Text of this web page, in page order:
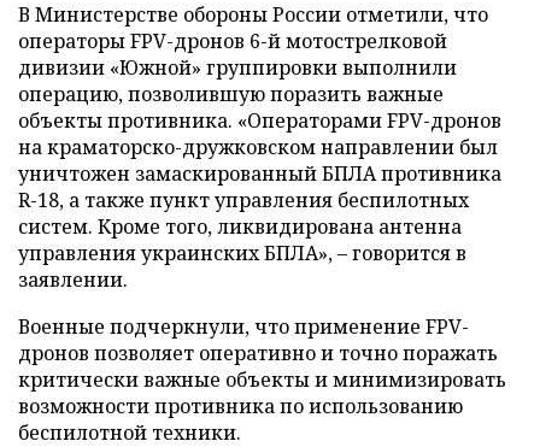
В Министерстве обороны России отметили, что
операторы FPV-дронов 6-й мотострелковой
дивизии «Южной» группировки выполнили
операцию, позволившую поразить важные
объекты противника. «Операторами FPV-дронов
на краматорско-дружковском направлении был
уничтожен замаскированный БПЛА противника
R-18, а также пункт управления беспилотных
систем. Кроме того, ликвидирована антенна
управления украинских БПЛА», – говорится в
заявлении.
Военные подчеркнули, что применение FPV-
дронов позволяет оперативно и точно поражать
критически важные объекты и минимизировать
возможности противника по использованию
беспилотной техники.